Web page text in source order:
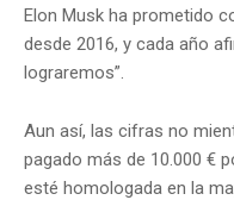
Elon Musk ha prometido
desde 2016, y cada año
lograremos”.
Aun así, las cifras no
pagado más de 10.000 €
esté homologada en la